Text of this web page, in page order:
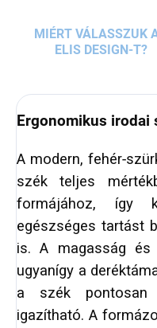
MIÉRT VÁLASSZUK
ELIS DESIGN-T?
Ergonomikus irodai
A modern,
szék teljes
formájához, így
egészséges tartást
is. A magasság és
ugyanígy a
a szék pontosan
igazítható. A